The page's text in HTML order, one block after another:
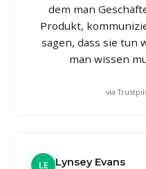
dem man
Produkt,
sagen, dass sie tun
man wissen
via
LE
Lynsey Evans